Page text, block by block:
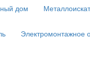
дом
Электромонтажное